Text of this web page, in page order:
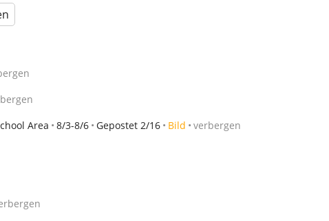
Area 8/3-8/6 Gepostet 2/16 Bild verbergen